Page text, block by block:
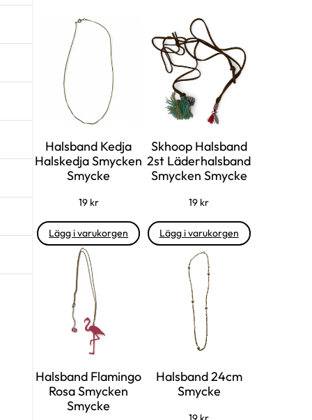
Halsband Kedja
Halskedja Smycken
Smycke
19 kr
Lägg i varukorgen
Skhoop Halsband
2st Läderhalsband
Smycken Smycke
19 kr
Lägg i varukorgen
Halsband Flamingo
Rosa Smycken
Smycke
Halsband 24cm
Smycke